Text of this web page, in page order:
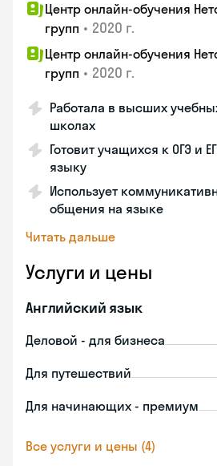
Центр онлайн-обучения
групп • 2020 г.
Центр онлайн-обучения
групп • 2020 г.
Работала в высших
школах
Готовит учащихся к ОГЭ и
языку
Использует
общения на языке
Читать дальше
Услуги и цены
Английский язык
Деловой - для бизнеса
Для путешествий
Для начинающих - премиум
Все услуги и цены (4)